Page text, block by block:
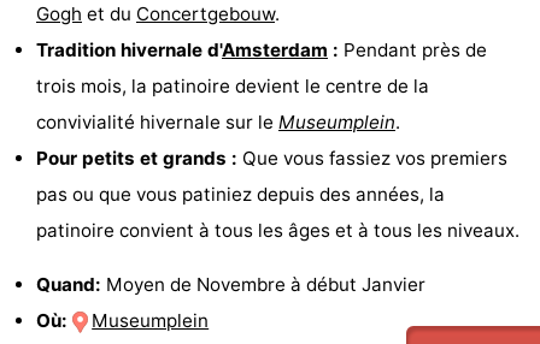
Gogh et du Concertgebouw.
Tradition hivernale d'Amsterdam : Pendant près de
trois mois, la patinoire devient le centre de la
convivialité hivernale sur le Museumplein.
Pour petits et grands : Que vous fassiez vos premiers
pas ou que vous patiniez depuis des années, la
patinoire convient à tous les âges et à tous les niveaux.
Quand: Moyen de Novembre à début Janvier
Où:
Museumplein